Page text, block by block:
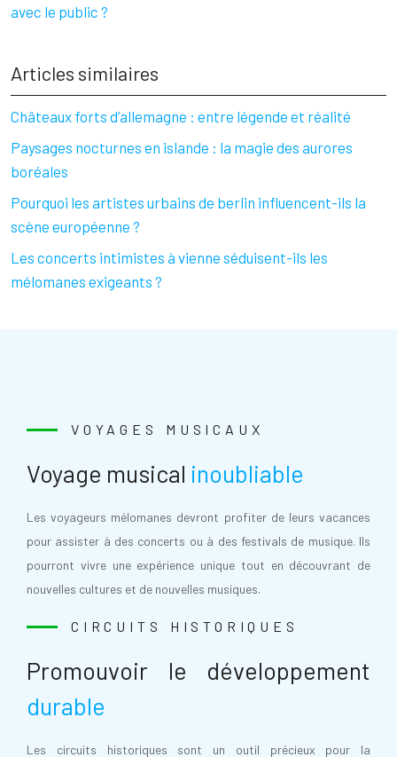
avec le public ?
Articles similaires
Châteaux forts d’allemagne : entre légende et réalité
Paysages nocturnes en islande : la magie des aurores
boréales
Pourquoi les artistes urbains de berlin influencent-ils la
scène européenne ?
Les concerts intimistes à vienne séduisent-ils les
mélomanes exigeants ?
VOYAGES MUSICAUX
Voyage musical inoubliable
Les voyageurs mélomanes devront profiter de leurs vacances
pour assister à des concerts ou à des festivals de musique. Ils
pourront vivre une expérience unique tout en découvrant de
nouvelles cultures et de nouvelles musiques.
CIRCUITS HISTORIQUES
Promouvoir le développement
durable
Les circuits historiques sont un outil précieux pour la